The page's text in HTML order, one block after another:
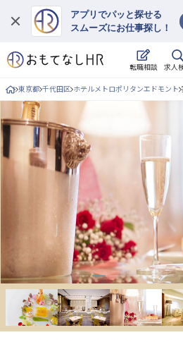
アプリでパッと探せる
スムーズにお仕事探し！
転職相談 求人
ログイン
求人・施設を探す
就職・転職 合同説明会
おもてなしHRについて
ご利用の流れ
よくある質問
ホテル・宿泊業界情報コラム
無料 転職サポートに申
東京都 千代田区 ホテルメトロポリタンエドモント